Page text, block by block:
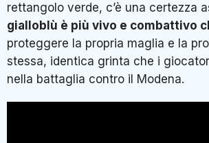
rettangolo verde, c’è una certezza
gialloblù è più vivo e combattivo
proteggere la propria maglia e la
stessa, identica grinta che i
nella battaglia contro il Modena.